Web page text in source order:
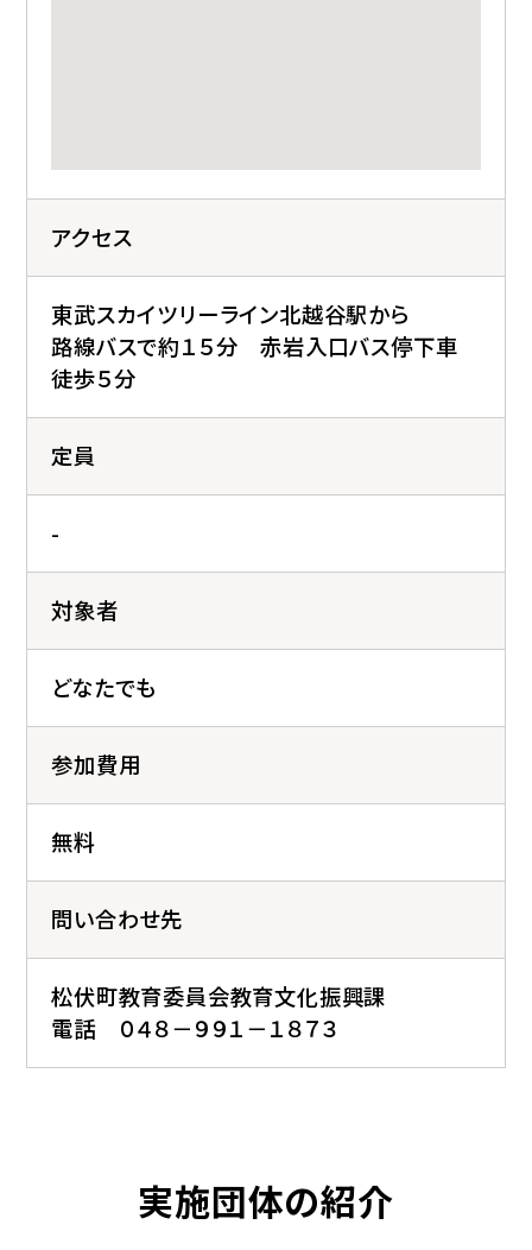
アクセス
東武スカイツリーライン北越谷駅から
路線バスで約１５分 赤岩入口バス停下車
徒歩５分
定員
-
対象者
どなたでも
参加費用
無料
問い合わせ先
松伏町教育委員会教育文化振興課
電話 ０４８－９９１－１８７３
実施団体の紹介